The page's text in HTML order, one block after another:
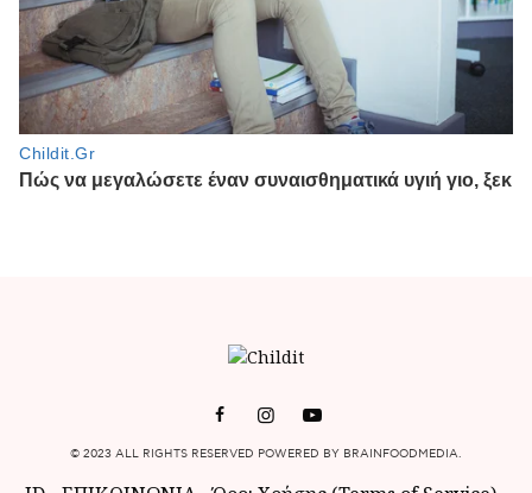
© 2023 ALL RIGHTS RESERVED POWERED BY BRAINFOODMEDIA.